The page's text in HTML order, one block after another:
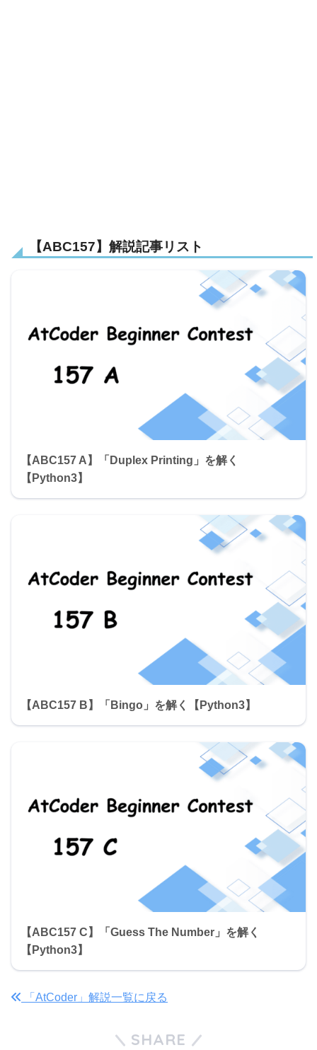
【ABC157】解説記事リスト
【ABC157 A】「Duplex Printing」を解く
【Python3】
【ABC157 B】「Bingo」を解く【Python3】
【ABC157 C】「Guess The Number」を解く
【Python3】
「AtCoder」解説一覧に戻る
SHARE